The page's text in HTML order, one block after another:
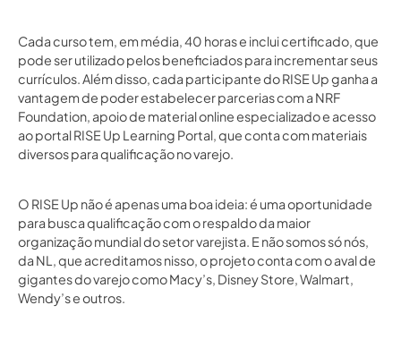
Cada curso tem, em média, 40 horas e inclui certificado, que
pode ser utilizado pelos beneficiados para incrementar seus
currículos. Além disso, cada participante do RISE Up ganha a
vantagem de poder estabelecer parcerias com a NRF
Foundation, apoio de material online especializado e acesso
ao portal RISE Up Learning Portal, que conta com materiais
diversos para qualificação no varejo.
O RISE Up não é apenas uma boa ideia: é uma oportunidade
para busca qualificação com o respaldo da maior
organização mundial do setor varejista. E não somos só nós,
da NL, que acreditamos nisso, o projeto conta com o aval de
gigantes do varejo como Macy’s, Disney Store, Walmart,
Wendy’s e outros.